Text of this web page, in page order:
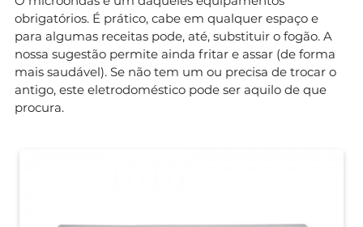
obrigatórios. É prático, cabe em qualquer espaço e
para algumas receitas pode, até, substituir o fogão. A
nossa sugestão permite ainda fritar e assar (de forma
mais saudável). Se não tem um ou precisa de trocar o
antigo, este eletrodoméstico pode ser aquilo de que
procura.